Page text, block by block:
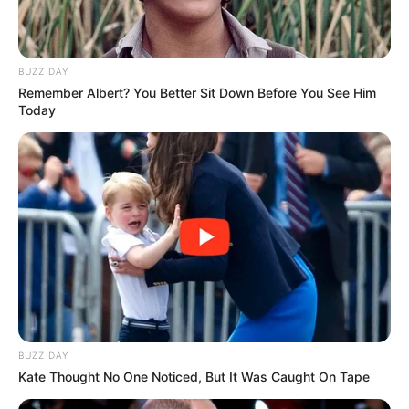
λογαριασμούς.
Η παροχή θεσπίζεται ως αφορολόγητη και
ακατάσχετη. Το ποσό δεν δεσμεύεται ούτε
συμψηφίζεται με βεβαιωμένα χρέη προς
τράπεζες, εφορία ή ασφαλιστικά ταμεία,
φτάνοντας ακέραιο στους πολίτες.
Τελευταία νέα
Μακάβριο εύρημα: Σορός άνδρα σε
προχωρημένη σήψη στον Λυκαβηττό
BUZZ DAY
Remember Albert? You Better Sit Down Before You See Him
Today
BUZZ DAY
Kate Thought No One Noticed, But It Was Caught On Tape